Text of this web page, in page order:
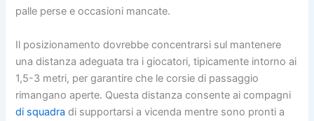
palle perse e occasioni mancate.
Il posizionamento dovrebbe concentrarsi sul mantenere
una distanza adeguata tra i giocatori, tipicamente intorno ai
1,5-3 metri, per garantire che le corsie di passaggio
rimangano aperte. Questa distanza consente ai compagni
di squadra di supportarsi a vicenda mentre sono pronti a